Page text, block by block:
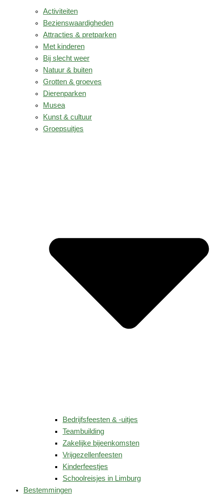
Activiteiten
Bezienswaardigheden
Attracties & pretparken
Met kinderen
Bij slecht weer
Natuur & buiten
Grotten & groeves
Dierenparken
Musea
Kunst & cultuur
Groepsuitjes
Bedrijfsfeesten & -uitjes
Teambuilding
Zakelijke bijeenkomsten
Vrijgezellenfeesten
Kinderfeestjes
Schoolreisjes in Limburg
Bestemmingen